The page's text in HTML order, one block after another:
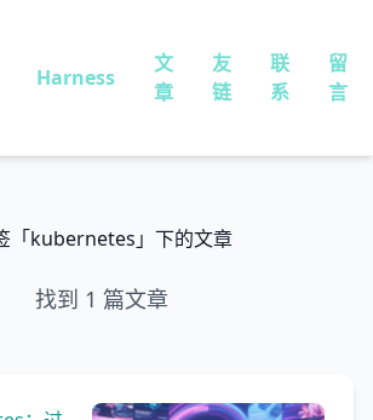
Harness
文
章
友
链
联
系
留
言
「kubernetes」下的文章
找到 1 篇文章